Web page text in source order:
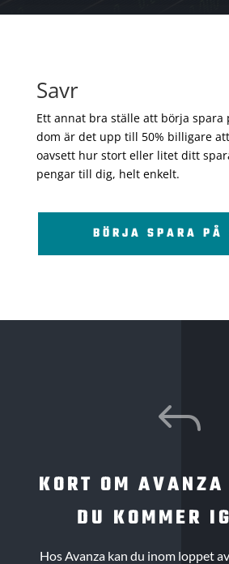
Savr
Ett annat bra ställe att börja spara
dom är det upp till 50% billigare
oavsett hur stort eller litet ditt
pengar till dig, helt enkelt.
BÖRJA SPARA PÅ
J
KORT OM AVANZA
DU KOMMER
Hos Avanza kan du inom loppet